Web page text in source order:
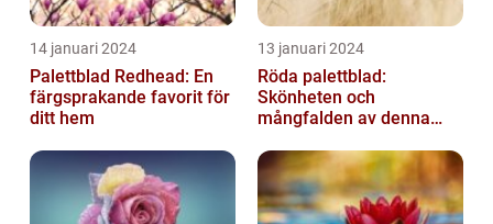
14 januari 2024
Palettblad Redhead: En
färgsprakande favorit för
ditt hem
13 januari 2024
Röda palettblad:
Skönheten och
mångfalden av denna